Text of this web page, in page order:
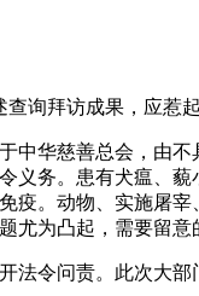
拜访成果，应惹起
华慈善总会，由不
义务。患有犬瘟、
疫。动物、实施屠
为凸起，需要留意
令问责。此次大部